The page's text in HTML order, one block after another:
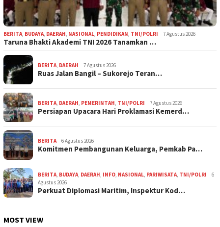
BERITA, BUDAYA, DAERAH, NASIONAL, PENDIDIKAN, TNI/POLRI 7 Agustus 2026
Taruna Bhakti Akademi TNI 2026 Tanamkan …
BERITA, DAERAH 7 Agustus 2026
Ruas Jalan Bangil – Sukorejo Teran…
BERITA, DAERAH, PEMERINTAH, TNI/POLRI 7 Agustus 2026
Persiapan Upacara Hari Proklamasi Kemerd…
BERITA 6 Agustus 2026
Komitmen Pembangunan Keluarga, Pemkab Pa…
BERITA, BUDAYA, DAERAH, INFO, NASIONAL, PARIWISATA, TNI/POLRI
6
Agustus 2026
Perkuat Diplomasi Maritim, Inspektur Kod…
MOST VIEW